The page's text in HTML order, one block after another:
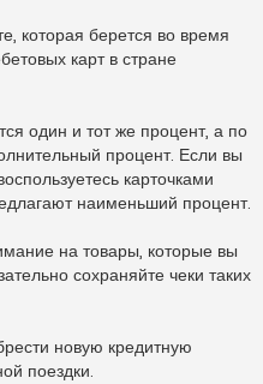
которая берется во время
карт в стране
один и тот же процент, а по
процент. Если вы
карточками
наименьший процент.
на товары, которые вы
сохраняйте чеки таких
новую кредитную
поездки.